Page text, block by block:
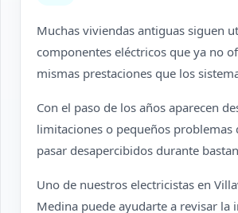
Muchas viviendas antiguas siguen
componentes eléctricos que ya no
mismas prestaciones que los
Con el paso de los años aparecen
limitaciones o pequeños problemas
pasar desapercibidos durante
Uno de nuestros electricistas en
Medina puede ayudarte a revisar la